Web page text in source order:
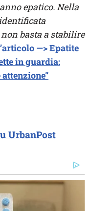
epatico. Nella
basta a stabilire
—> Epatite
in guardia:
UrbanPost